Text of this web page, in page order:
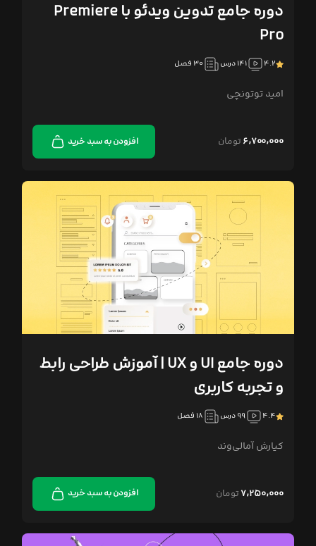
دوره جامع تدوین ویدئو با Premiere
Pro
۴.۲ ۱۴۱ درس ۳۰ فصل
امید توتونچی
۶,۷۰۰,۰۰۰ تومان افزودن به سبد خرید
دوره جامع UI و UX | آموزش طراحی رابط
و تجربه کاربری
۴.۴ ۹۹ درس ۱۸ فصل
کیارش آمالی‌وند
۷,۲۵۰,۰۰۰ تومان افزودن به سبد خرید